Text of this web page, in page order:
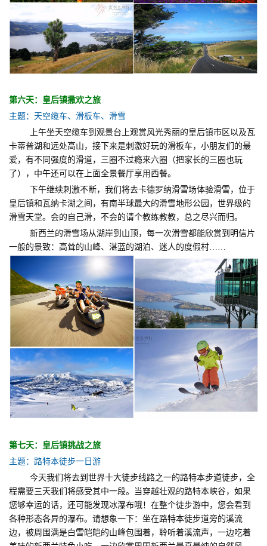
第六天：皇后镇撒欢之旅
主题：天空缆车、滑板车、滑雪
上午坐天空缆车到观景台上观赏风光秀丽的皇后镇市区以及瓦
卡蒂普湖和远处高山，接下来是刺激好玩的滑板车，小朋友们的最
爱，有不同强度的滑道，三圈不过瘾来六圈（把家长的三圈也玩
了），中午还可以在上面全景餐厅享用西餐。
下午继续刺激不断，我们将去卡德罗纳滑雪场体验滑雪，位于
皇后镇和瓦纳卡湖之间，有南半球最大的滑雪地形公园，世界级的
滑雪天堂。会的自己滑，不会的请个教练教教，总之尽兴而归。
新西兰的滑雪场从湖岸到山顶，每一次滑雪都能欣赏到明信片
一般的景致：高耸的山峰、湛蓝的湖泊、迷人的度假村……
第七天：皇后镇挑战之旅
主题：路特本徒步一日游
今天我们将去到世界十大徒步线路之一的路特本步道徒步，全
程需要三天我们将感受其中一段。当穿越壮观的路特本峡谷，如果
您够幸运的话，还可能发现冰瀑布哦！在整个徒步游中，您会看到
各种形态各异的瀑布。请想象一下：坐在路特本徒步道旁的溪流
边，被周围满是白雪皑皑的山峰包围着，聆听着溪流声，一边吃着